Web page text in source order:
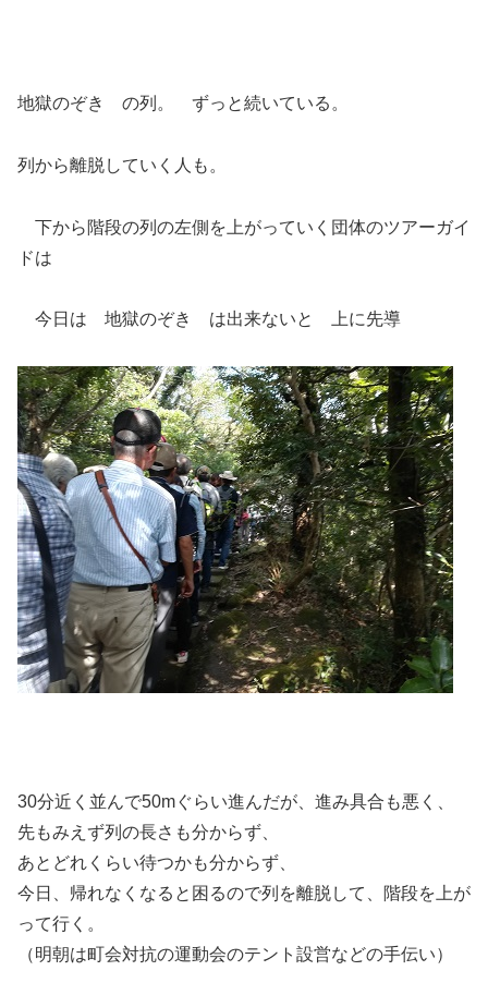
地獄のぞき の列。 ずっと続いている。
列から離脱していく人も。
下から階段の列の左側を上がっていく団体のツアーガイ
ドは
今日は 地獄のぞき は出来ないと 上に先導
30分近く並んで50mぐらい進んだが、進み具合も悪く、
先もみえず列の長さも分からず、
あとどれくらい待つかも分からず、
今日、帰れなくなると困るので列を離脱して、階段を上が
って行く。
（明朝は町会対抗の運動会のテント設営などの手伝い）